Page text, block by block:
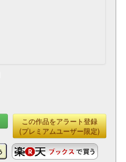
この作品をアラート登録
(プレミアムユーザー限定)